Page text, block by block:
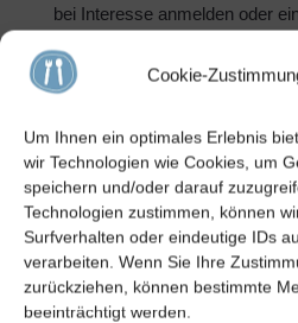
Cookie-
Um Ihnen ein optimales Erlebnis
wir Technologien wie Cookies, um
speichern und/oder darauf
Technologien zustimmen, können
Surfverhalten oder eindeutige IDs
verarbeiten. Wenn Sie Ihre
zurückziehen, können bestimmte
beeinträchtigt werden.
bei Interesse anmelden oder
die Seele, sie machen einen
Matthias Kraus auf immer
bringt.
Bei der Schweinfurter
nun auch noch ehrenamtlich
Frühstückspakete. Vor seinem
Gochsheimer Ortskern
dass er Football-Fan der
einiger Zeit klingelte bei ihm ein